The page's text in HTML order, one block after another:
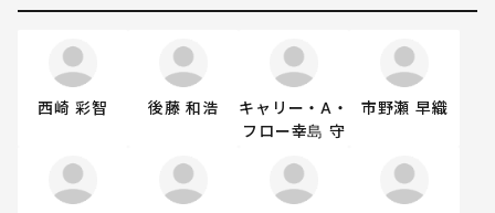
西崎 彩智 後藤 和浩
キャリー・A・
フロー幸島 守
市野瀬 早織